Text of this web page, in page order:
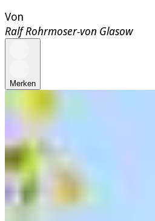
Von
Ralf Rohrmoser-von Glasow
Merken